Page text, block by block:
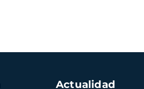
Actualidad